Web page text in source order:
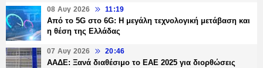
08 Αυγ 2026 11:19
Από το 5G στο 6G: Η μεγάλη τεχνολογική μετάβαση και
η θέση της Ελλάδας
07 Αυγ 2026 20:46
ΑΑΔΕ: Ξανά διαθέσιμο το ΕΑΕ 2025 για διορθώσεις